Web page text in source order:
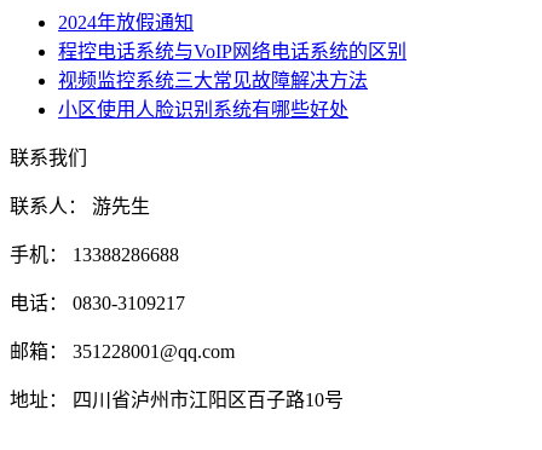
2024年放假通知
程控电话系统与VoIP网络电话系统的区别
视频监控系统三大常见故障解决方法
小区使用人脸识别系统有哪些好处
联系我们
联系人： 游先生
手机： 13388286688
电话： 0830-3109217
邮箱： 351228001@qq.com
地址： 四川省泸州市江阳区百子路10号